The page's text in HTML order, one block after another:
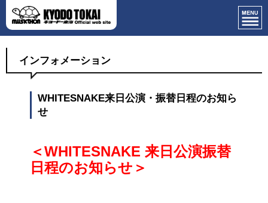
インフォメーション
WHITESNAKE来日公演・振替日程のお知ら
せ
＜WHITESNAKE 来日公演振替
日程のお知らせ＞